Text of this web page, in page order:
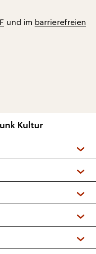
und im barrierefreien
Kultur